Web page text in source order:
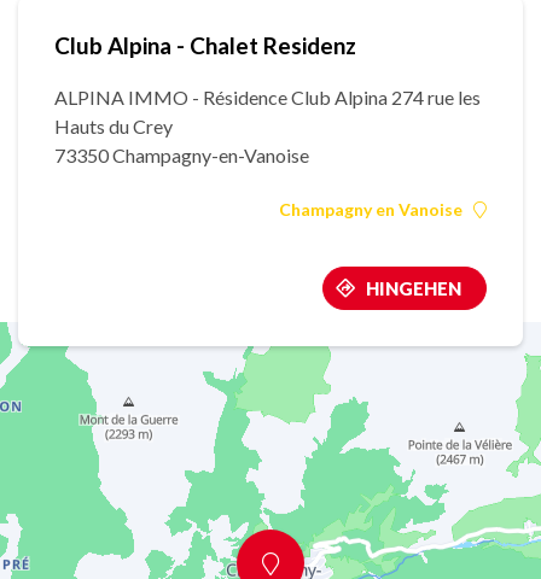
Club Alpina - Chalet Residenz
ALPINA IMMO - Résidence Club Alpina 274 rue les
Hauts du Crey
73350 Champagny-en-Vanoise
Champagny en Vanoise
HINGEHEN